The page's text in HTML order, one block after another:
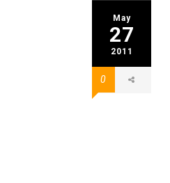
May
27
2011
0